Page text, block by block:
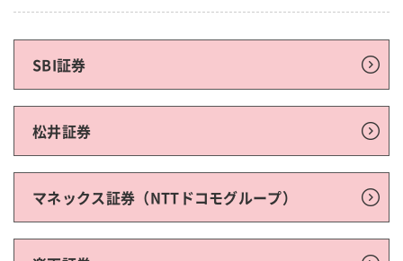
SBI証券
松井証券
マネックス証券（NTTドコモグループ）